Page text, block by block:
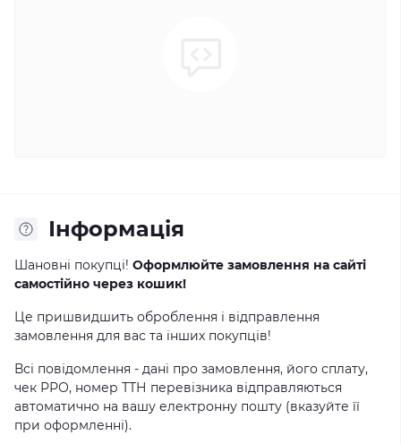
Інформація
Шановні покупці! Оформлюйте замовлення на сайті
самостійно через кошик!
Це пришвидшить оброблення і відправлення
замовлення для вас та інших покупців!
Всі повідомлення - дані про замовлення, його сплату,
чек РРО, номер ТТН перевізника відправляються
автоматично на вашу електронну пошту (вказуйте її
при оформленні).